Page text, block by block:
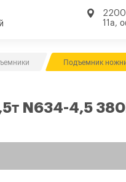
11а,
Подъемник
N634-4,5